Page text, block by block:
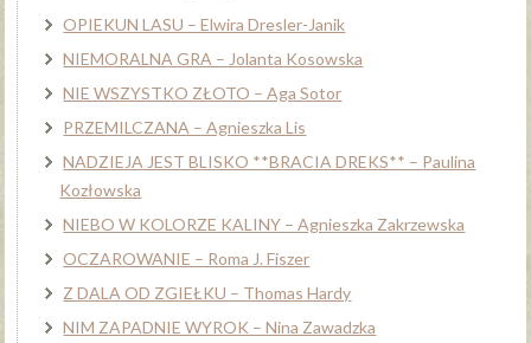
OPIEKUN LASU – Elwira Dresler-Janik
NIEMORALNA GRA – Jolanta Kosowska
NIE WSZYSTKO ZŁOTO – Aga Sotor
PRZEMILCZANA – Agnieszka Lis
NADZIEJA JEST BLISKO **BRACIA DREKS** – Paulina
Kozłowska
NIEBO W KOLORZE KALINY – Agnieszka Zakrzewska
OCZAROWANIE – Roma J. Fiszer
Z DALA OD ZGIEŁKU – Thomas Hardy
NIM ZAPADNIE WYROK – Nina Zawadzka